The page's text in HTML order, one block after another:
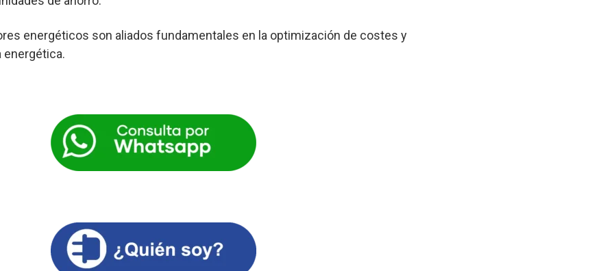
energéticos son aliados fundamentales en la optimización de costes y
energética.